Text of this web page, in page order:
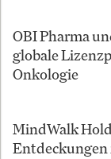
OBI Pharma
globale
Onkologie
MindWalk
Entdeckungen